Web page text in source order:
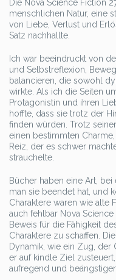
Die Nova Science Fiction
menschlichen Natur, eine
von Liebe, Verlust und
Satz nachhallte.
Ich war beeindruckt von
und Selbstreflexion,
balancieren, die sowohl
wirkte. Als ich die Seiten
Protagonistin und ihren
hoffte, dass sie trotz der
finden würden. Trotz
einen bestimmten
Reiz, der es schwer
strauchelte.
Bücher haben eine Art,
man sie beendet hat, und
Charaktere waren wie alte
auch fehlbar Nova
Beweis für die Fähigkeit
Charaktere zu schaffen.
Dynamik, wie ein Zug, der
er auf kindle Ziel
aufregend und